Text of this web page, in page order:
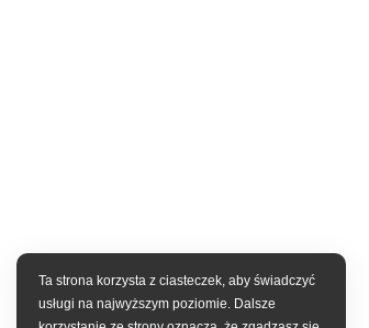
Ta strona korzysta z ciasteczek, aby świadczyć
usługi na najwyższym poziomie. Dalsze